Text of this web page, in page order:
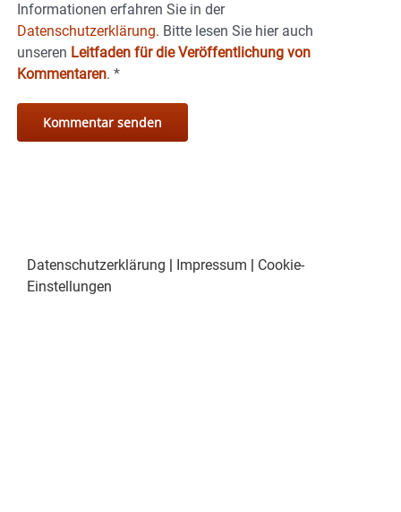
Informationen erfahren Sie in der
Datenschutzerklärung. Bitte lesen Sie hier auch
unseren Leitfaden für die Veröffentlichung von
Kommentaren. *
Datenschutzerklärung | Impressum | Cookie-
Einstellungen